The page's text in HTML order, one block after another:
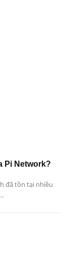
Pi Network?
đã tồn tại nhiều